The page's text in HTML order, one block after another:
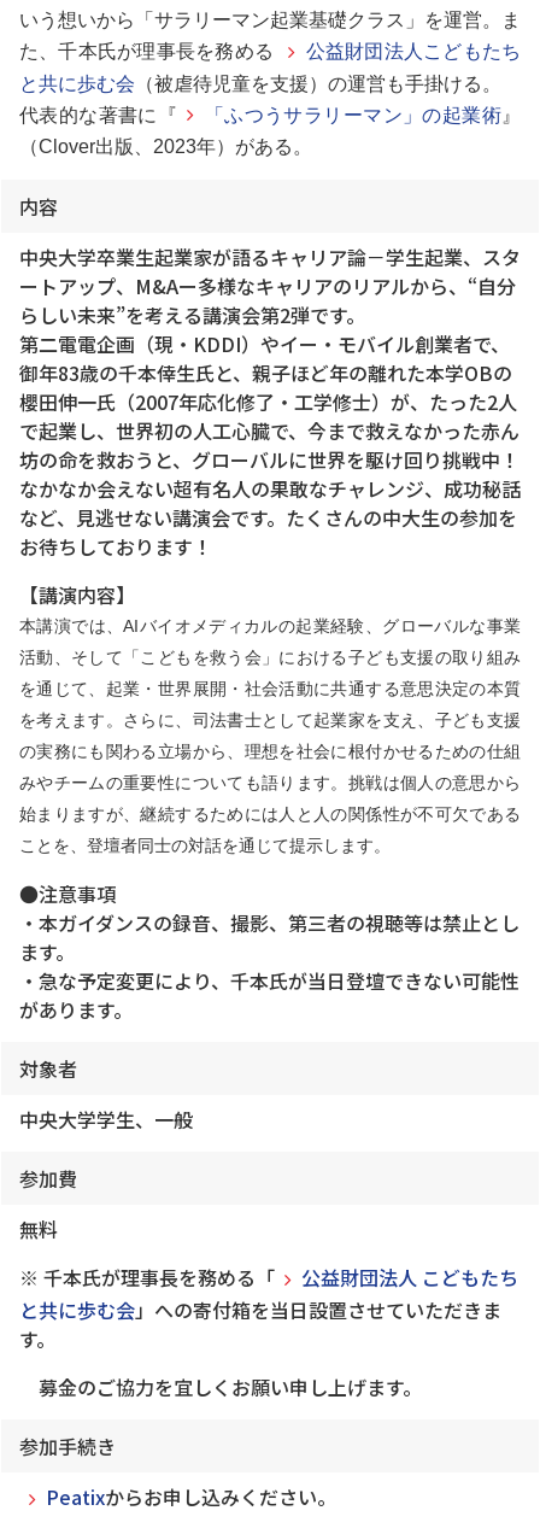
いう想いから「サラリーマン起業基礎クラス」を運営。ま
た、千本氏が理事長を務める
公益財団法人こどもたち
と共に歩む会 （被虐待児童を支援）の運営も手掛ける 。
代表的な著書に『
「ふつうサラリーマン」の起業術 』
（Clover出版、2023年）がある。
内容
中央大学卒業生起業家が語るキャリア論－学生起業、スタ
ートアップ、M&Aー多様なキャリアのリアルから、“自分
らしい未来”を考える講演会第2弾です。
第二電電企画（現・KDDI）やイー・モバイル創業者で、
御年83歳の千本倖⽣氏と、親子ほど年の離れた本学OBの
櫻田伸一氏（2007年応化修了・工学修士）が、たった2人
で起業し、世界初の人工心臓で、今まで救えなかった赤ん
坊の命を救おうと、グローバルに世界を駆け回り挑戦中！
なかなか会えない超有名人の果敢なチャレンジ、成功秘話
など、見逃せない講演会です。たくさんの中大生の参加を
お待ちしております！
【講演内容】
本講演では、AIバイオメディカルの起業経験、グローバルな事業
活動、そして「こどもを救う会」における子ども支援の取り組み
を通じて、起業・世界展開・社会活動に共通する意思決定の本質
を考えます。さらに、司法書士として起業家を支え、子ども支援
の実務にも関わる立場から、理想を社会に根付かせるための仕組
みやチームの重要性についても語ります。挑戦は個人の意思から
始まりますが、継続するためには人と人の関係性が不可欠である
ことを、登壇者同士の対話を通じて提示します。
●注意事項
・本ガイダンスの録音、撮影、第三者の視聴等は禁止とし
ます。
・急な予定変更により、千本氏が当日登壇できない可能性
があります。
対象者
中央大学学生、一般
参加費
無料
※ 千本氏が理事長を務める「
公益財団法人 こどもたち
と共に歩む会」への寄付箱を当日設置させていただきま
す。
募金のご協力を宜しくお願い申し上げます。
参加手続き
Peatixからお申し込みください。